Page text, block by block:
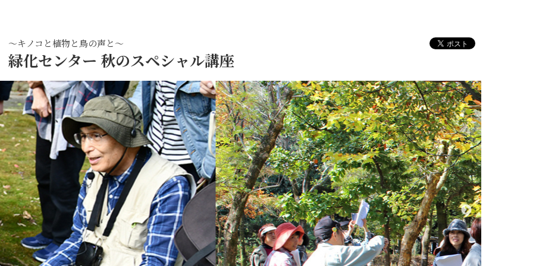
～キノコと植物と鳥の声と～
緑化センター 秋のスペシャル講座